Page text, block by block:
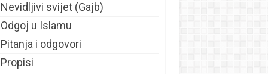
Nevidljivi svijet (Gajb)
Odgoj u Islamu
Pitanja i odgovori
Propisi